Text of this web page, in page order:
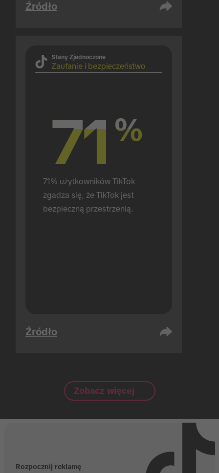
Źródło
Stany Zjednoczone
Zaufanie i bezpieczeństwo
71 %
71 %
71% użytkowników TikTok
zgadza się, że TikTok jest
bezpieczną przestrzenią.
Źródło
Zobacz więcej
Rozpocznij reklamę